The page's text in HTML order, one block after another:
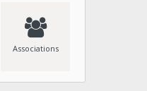
Associations